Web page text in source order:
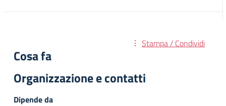
Stampa / Condividi
Cosa fa
Organizzazione e contatti
Dipende da